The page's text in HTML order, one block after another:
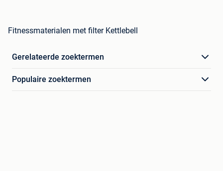
Fitnessmaterialen met filter Kettlebell
Gerelateerde zoektermen
Populaire zoektermen